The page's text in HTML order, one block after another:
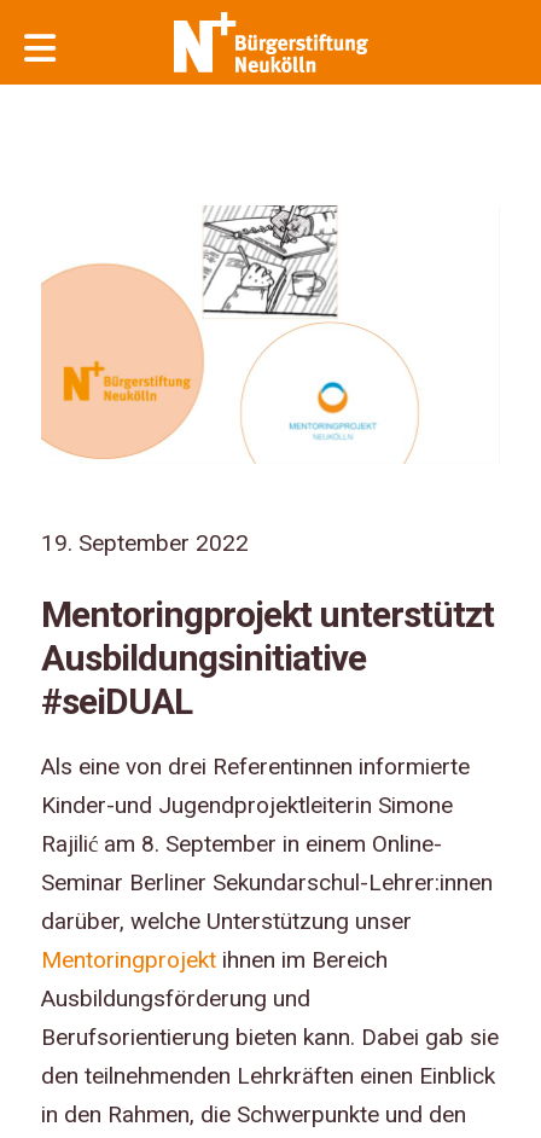
19. September 2022
Mentoringprojekt unterstützt
Ausbildungsinitiative
#seiDUAL
Als eine von drei Referentinnen informierte
Kinder-und Jugendprojektleiterin Simone
Rajilić am 8. September in einem Online-
Seminar Berliner Sekundarschul-Lehrer:innen
darüber, welche Unterstützung unser
Mentoringprojektihnen im Bereich
Ausbildungsförderung und
Berufsorientierung bieten kann. Dabei gab sie
den teilnehmenden Lehrkräften einen Einblick
in den Rahmen, die Schwerpunkte und den